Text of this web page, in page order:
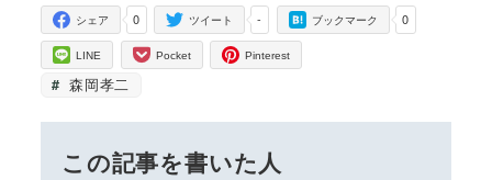
0
シェア -
ツイート 0
ブックマーク
LINE Pocket Pinterest
森岡孝二
この記事を書いた人